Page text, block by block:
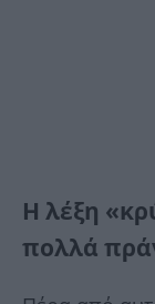
Η λέξη
πολλά